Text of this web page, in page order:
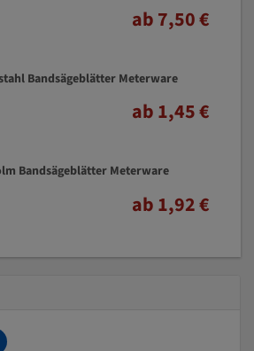
ab 7,50 €
Bandsägeblätter Meterware
ab 1,45 €
Bandsägeblätter Meterware
ab 1,92 €